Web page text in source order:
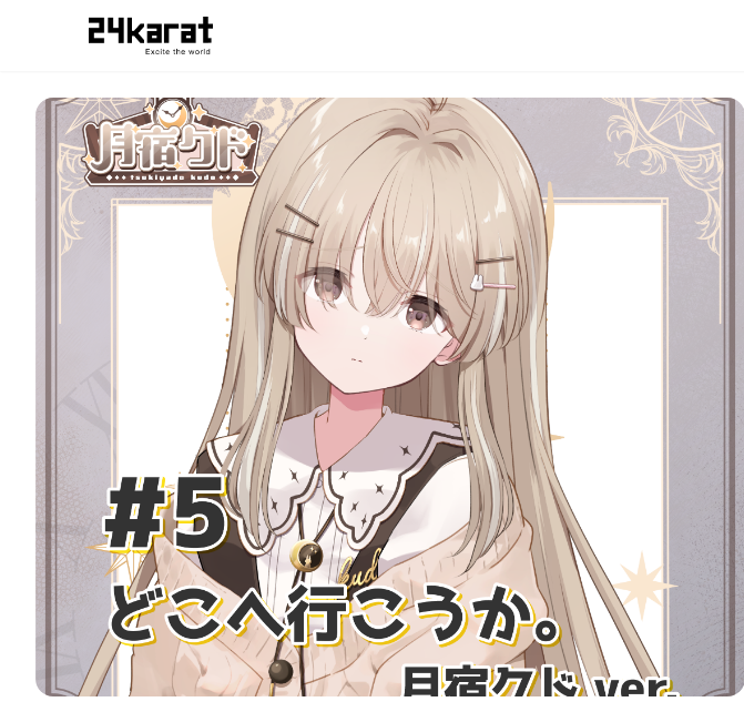
#5 どこへ行こうか。月宿クドver.